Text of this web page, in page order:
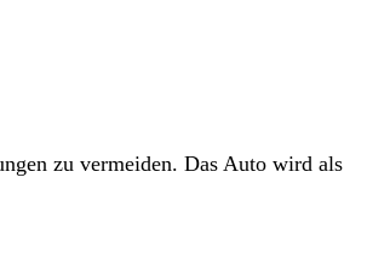
zu vermeiden. Das Auto wird als